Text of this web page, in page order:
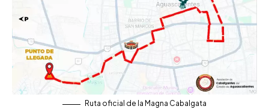
Ruta oficial de la Magna Cabalgata